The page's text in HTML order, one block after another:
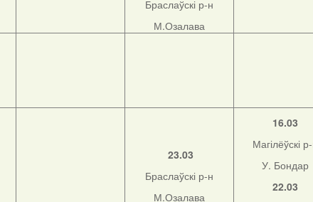
Браслаўскі р-н
М.Озалава
23.03
Браслаўскі р-н
М.Озалава
16.03
Магілёўскі
У. Бондар
22.03